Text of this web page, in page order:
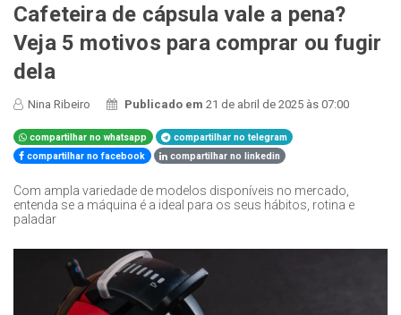
Cafeteira de cápsula vale a pena?
Veja 5 motivos para comprar ou fugir
dela
Nina Ribeiro Publicado em21 de abril de 2025 às 07:00
compartilhar no whatsapp
compartilhar no telegram
compartilhar no facebook
compartilhar no linkedin
Com ampla variedade de modelos disponíveis no mercado,
entenda se a máquina é a ideal para os seus hábitos, rotina e
paladar